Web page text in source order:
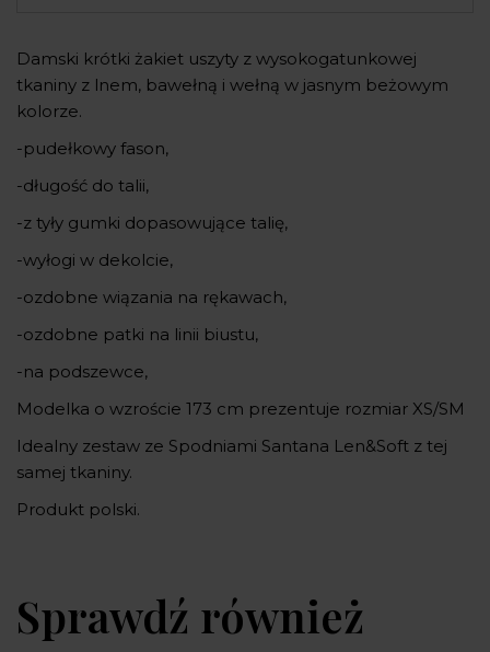
Damski krótki żakiet uszyty z wysokogatunkowej
tkaniny z lnem, bawełną i wełną w jasnym beżowym
kolorze.
-pudełkowy fason,
-długość do talii,
-z tyły gumki dopasowujące talię,
-wyłogi w dekolcie,
-ozdobne wiązania na rękawach,
-ozdobne patki na linii biustu,
-na podszewce,
Modelka o wzroście 173 cm prezentuje rozmiar XS/SM
Idealny zestaw ze Spodniami Santana Len&Soft z tej
samej tkaniny.
Produkt polski.
Sprawdź również